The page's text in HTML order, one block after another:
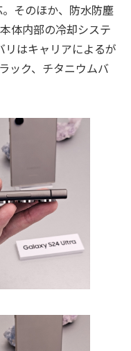
そのほか、防水防塵
体内部の冷却システ
はキャリアによるが
ック、チタニウムバ